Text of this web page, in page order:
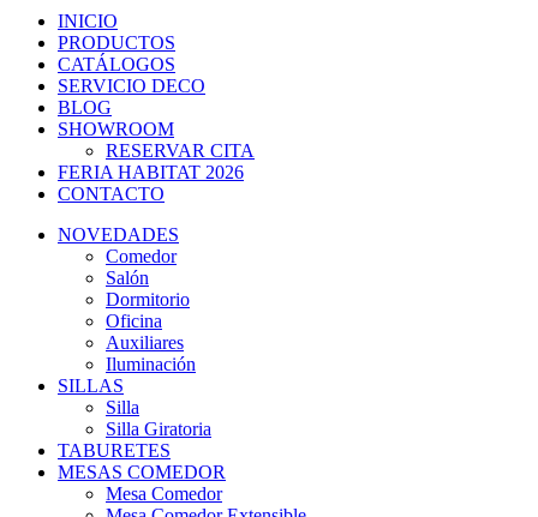
INICIO
PRODUCTOS
CATÁLOGOS
SERVICIO DECO
BLOG
SHOWROOM
RESERVAR CITA
FERIA HABITAT 2026
CONTACTO
NOVEDADES
Comedor
Salón
Dormitorio
Oficina
Auxiliares
Iluminación
SILLAS
Silla
Silla Giratoria
TABURETES
MESAS COMEDOR
Mesa Comedor